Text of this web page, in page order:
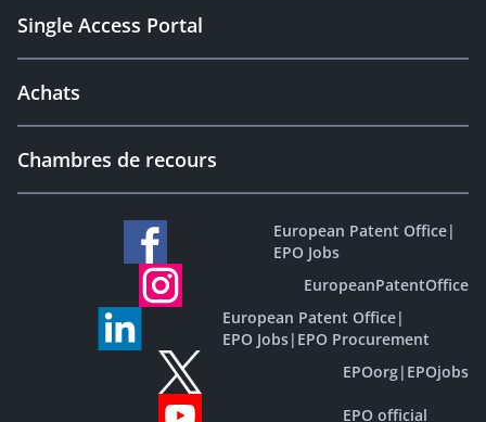
Single Access Portal
Achats
Chambres de recours
European Patent Office|
EPO Jobs
EuropeanPatentOffice
European Patent Office|
EPO Jobs| EPO Procurement
EPOorg| EPOjobs
EPO official